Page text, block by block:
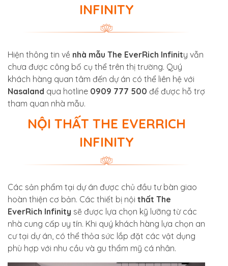
INFINITY
Hiện thông tin về nhà mẫu The EverRich Infinity vẫn
chưa được công bố cụ thể trên thị trường. Quý
khách hàng quan tâm đến dự án có thể liên hệ với
Nasaland qua hotline 0909 777 500 để được hỗ trợ
tham quan nhà mẫu.
NỘI THẤT THE EVERRICH
INFINITY
Các sản phẩm tại dự án được chủ đầu tư bàn giao
hoàn thiện cơ bản. Các thiết bị nội thất The
EverRich Infinity sẽ được lựa chọn kỹ lưỡng từ các
nhà cung cấp uy tín. Khi quý khách hàng lựa chọn an
cư tại dự án, có thể thỏa sức lắp đặt các vật dụng
phù hợp với nhu cầu và gu thẩm mỹ cá nhân.